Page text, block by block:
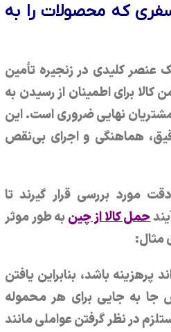
که محصولات را به
عنصر کلیدی در زنجیره تأمین
کالا برای اطمینان از رسیدن به
نهایی ضروری است. این
هماهنگی و اجرای بی‌نقص
مورد بررسی قرار گیرند تا
حمل کالا از چینبه طور موثر
مثال:
پرهزینه باشد، بنابراین یافتن
جا به جایی برای هر محموله
در نظر گرفتن عواملی مانند